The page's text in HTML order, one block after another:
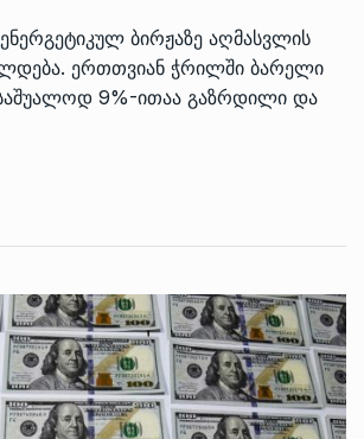
ბირჟაზე აღმასვლის
ერთთვიან ჭრილში ბარელი
9%-ითაა გაზრდილი და